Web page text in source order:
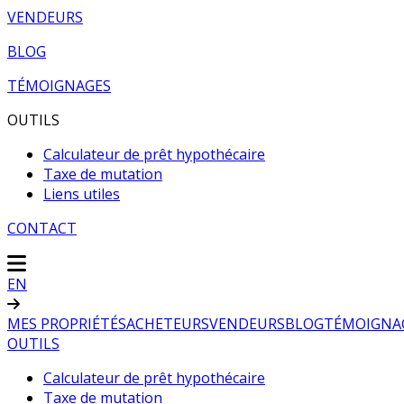
VENDEURS
BLOG
TÉMOIGNAGES
OUTILS
Calculateur de prêt hypothécaire
Taxe de mutation
Liens utiles
CONTACT
EN
MES PROPRIÉTÉSACHETEURSVENDEURSBLOG
OUTILS
Calculateur de prêt hypothécaire
Taxe de mutation